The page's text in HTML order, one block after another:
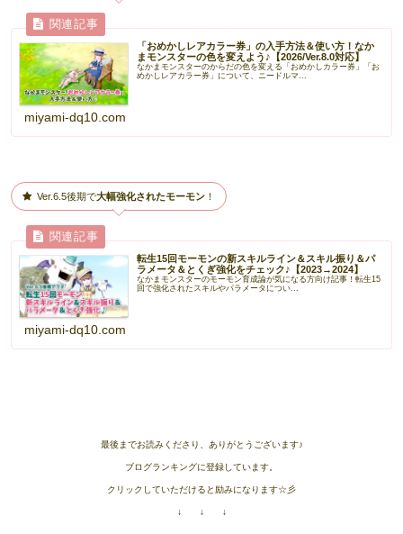
「おめかしレアカラー券」の入手方法＆使い方！なか
まモンスターの色を変えよう♪【2026/Ver.8.0対応】
なかまモンスターのからだの色を変える「おめかしカラー券」「お
めかしレアカラー券」について、ニードルマ...
miyami-dq10.com
Ver.6.5後期で大幅強化されたモーモン ！
転生15回モーモンの新スキルライン＆スキル振り＆パ
ラメータ＆とくぎ強化をチェック♪【2023→2024】
なかまモンスターのモーモン育成論が気になる方向け記事！転生15
回で強化されたスキルやパラメータについ...
miyami-dq10.com
最後までお読みくださり、ありがとうございます♪
ブログランキングに登録しています。
クリックしていただけると励みになります☆彡
↓ ↓ ↓